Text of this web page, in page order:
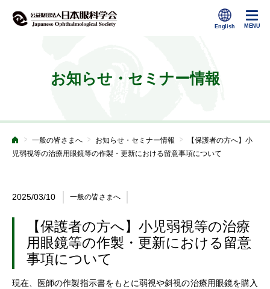
お知らせ・セミナー情報
ホーム
> 一般の皆さまへ > お知らせ・セミナー情報 >
【保護者の方へ】小
児弱視等の治療用眼鏡等の作製・更新における留意事項について
2025/03/10 一般の皆さまへ
【保護者の方へ】小児弱視等の治療
用眼鏡等の作製・更新における留意
事項について
現在、医師の作製指示書をもとに弱視や斜視の治療用眼鏡を購入